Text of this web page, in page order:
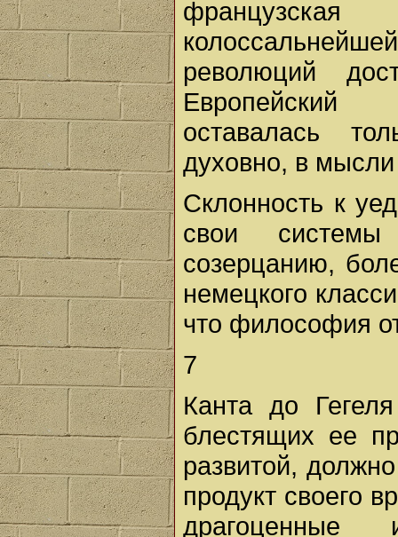
революций
Европейский
оставалась
духовно, в
Склонность к
свои системы
созерцанию,
немецкого
что философия
7
Канта до
блестящих ее
развитой,
продукт своего